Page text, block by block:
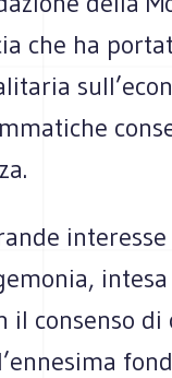
che ha
consenso di